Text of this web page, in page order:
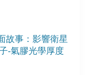
故事：影響衛星
-氣膠光學厚度